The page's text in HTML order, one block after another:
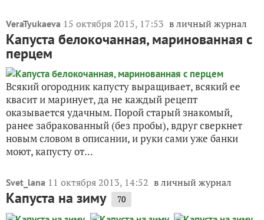
VeraTyukaeva 15 октября 2015, 17:53 в личный журнал
Капуста белокочанная, маринованная с
перцем
Всякий огородник капусту выращивает, всякий ее
квасит и маринует, да не каждый рецепт
оказывается удачным. Порой старый знакомый,
ранее забракованный (без пробы), вдруг сверкнет
новым словом в описании, и руки сами уже банки
моют, капусту от...
Svet_lana 11 октября 2013, 14:52 в личный журнал
Капуста на зиму 70